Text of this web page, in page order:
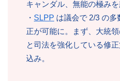
キャンダル、無能の極みを
・ SLPP は議会で 2/3 の
正が可能に。まず、大統
と司法を強化している修
込み。